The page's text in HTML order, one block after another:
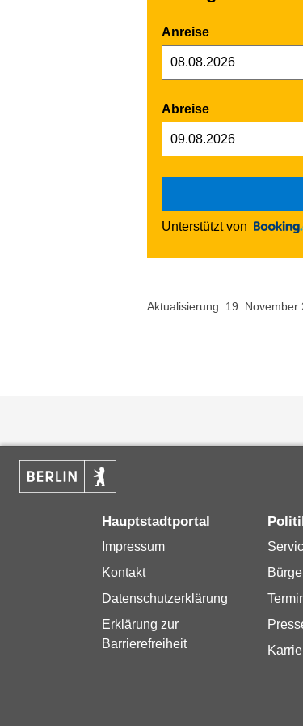
Anreise
Abreise
Unterstützt von
Aktualisierung: 19. November
Hauptstadtportal
Impressum
Kontakt
Datenschutzerklärung
Erklärung zur
Barrierefreiheit